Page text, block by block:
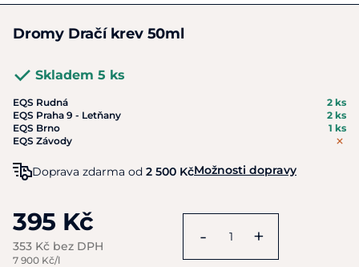
Dromy Dračí krev 50ml
Skladem 5 ks
EQS Rudná
2 ks
EQS Praha 9 - Letňany
2 ks
EQS Brno
1 ks
EQS Závody
Doprava zdarma od 2 500 KčMožnosti dopravy
395 Kč
353 Kč bez DPH
7 900 Kč/l
- +